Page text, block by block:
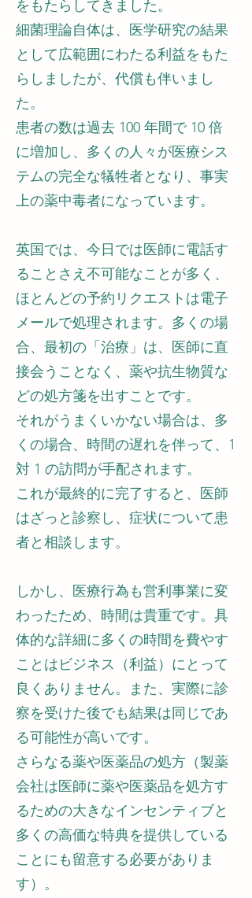
をもたらしてきました。
細菌理論自体は、医学研究の結果
として広範囲にわたる利益をもた
らしましたが、代償も伴いまし
た。
患者の数は過去 100 年間で 10 倍
に増加し、多くの人々が医療シス
テムの完全な犠牲者となり、事実
上の薬中毒者になっています。
英国では、今日では医師に電話す
ることさえ不可能なことが多く、
ほとんどの予約リクエストは電子
メールで処理されます。多くの場
合、最初の「治療」は、医師に直
接会うことなく、薬や抗生物質な
どの処方箋を出すことです。
それがうまくいかない場合は、多
くの場合、時間の遅れを伴って、1
対 1 の訪問が手配されます。
これが最終的に完了すると、医師
はざっと診察し、症状について患
者と相談します。
しかし、医療行為も営利事業に変
わったため、時間は貴重です。具
体的な詳細に多くの時間を費やす
ことはビジネス（利益）にとって
良くありません。また、実際に診
察を受けた後でも結果は同じであ
る可能性が高いです。
さらなる薬や医薬品の処方（製薬
会社は医師に薬や医薬品を処方す
るための大きなインセンティブと
多くの高価な特典を提供している
ことにも留意する必要がありま
す）。